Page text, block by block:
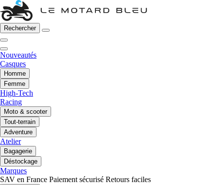
Rechercher
Nouveautés
Casques
Homme
Femme
High-Tech
Racing
Moto & scooter
Tout-terrain
Adventure
Atelier
Bagagerie
Déstockage
Marques
SAV en France Paiement sécurisé Retours faciles